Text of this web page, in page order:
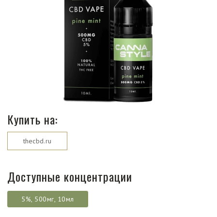
Функциональные продукты с
Красота и гигиена
CBD для животных
Какао и шоколад с CBD
Магазины
Купить на:
thecbd.ru
Доступные концентрации
5%, 500мг, 10мл